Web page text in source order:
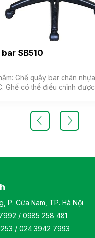
SB510
Ghế quầy bar chân
Ghế có thể điều chỉnh
dáng Ghế chân nâng hạ
P. Cửa Nam, TP. Hà Nội
/ 0985 258 481
/ 024 3942 7993